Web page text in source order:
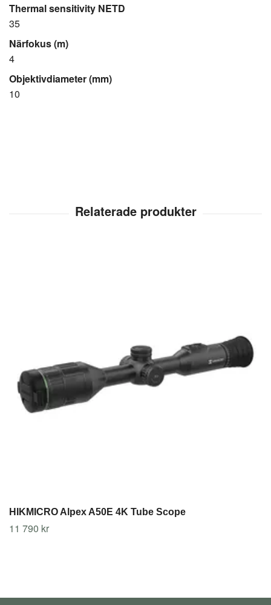
Thermal sensitivity NETD
35
Närfokus (m)
4
Objektivdiameter (mm)
10
HIKMICRO Alpex A50E 4K Tube Scope
11 790 kr